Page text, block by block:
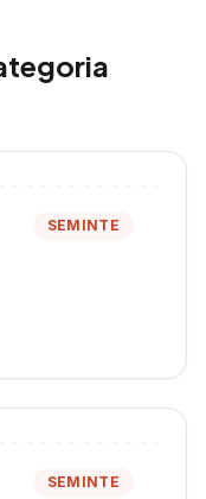
SEMINTE
SEMINTE